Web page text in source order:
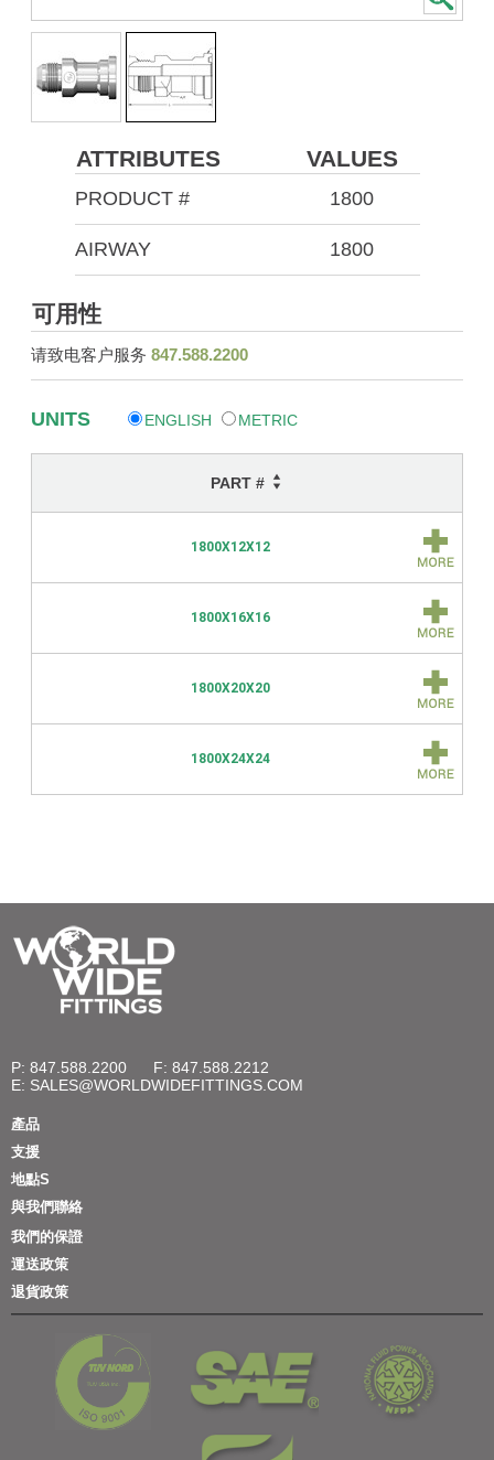
ATTRIBUTES VALUES
PRODUCT # 1800
AIRWAY 1800
可用性
请致电客户服务 847.588.2200
UNITS ENGLISH METRIC
PART #
1800X12X12
1800X16X16
1800X20X20
1800X24X24
P: 847.588.2200
F: 847.588.2212
E: SALES@WORLDWIDEFITTINGS.COM
產品
支援
地點S
與我們聯絡
我們的保證
運送政策
退貨政策